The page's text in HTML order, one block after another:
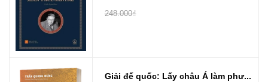
248.000₫
Giải đế quốc: Lấy châu Á làm phư...